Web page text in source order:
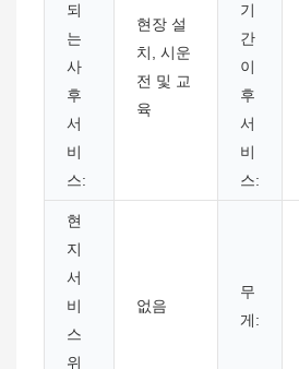
되
는
사
후
서
비
스:
현장 설
치, 시운
전 및 교
육
기
간
이
후
서
비
스:
현
지
서
비
스
위
없음
무
게: